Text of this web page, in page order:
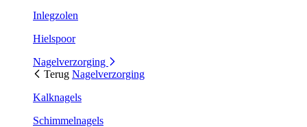
Inlegzolen
Hielspoor
Nagelverzorging
Terug Nagelverzorging
Kalknagels
Schimmelnagels